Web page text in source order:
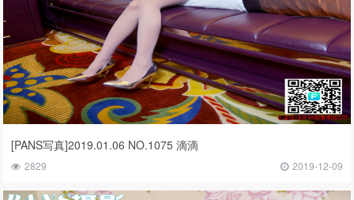
[PANS写真]2019.01.06 NO.1075 滴滴
2829 2019-12-09